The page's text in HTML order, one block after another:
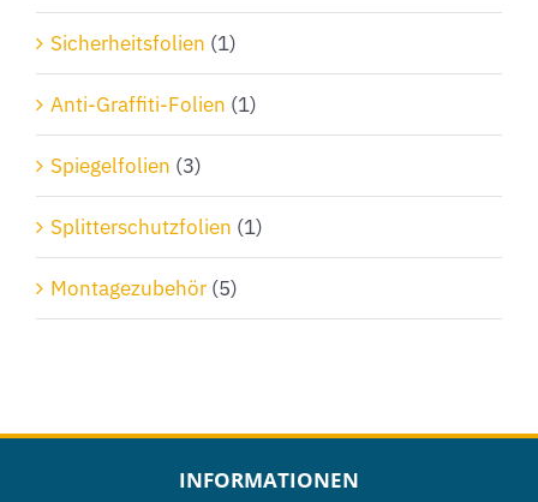
Sicherheitsfolien (1)
Anti-Graffiti-Folien (1)
Spiegelfolien (3)
Splitterschutzfolien (1)
Montagezubehör (5)
INFORMATIONEN